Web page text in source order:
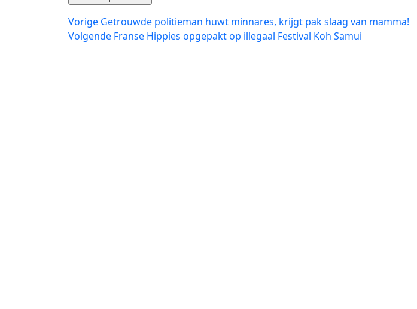
Bericht
navigatie
Vorige Vorig
bericht:
Getrouwde politieman huwt minnares, krijgt pak slaag van mamma!
Volgende Volgend
Franse Hippies opgepakt op illegaal Festival Koh Samui